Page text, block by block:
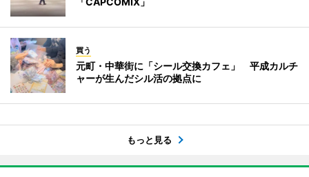
買う
元町・中華街に「シール交換カフェ」 平成カルチ
ャーが生んだシル活の拠点に
もっと見る